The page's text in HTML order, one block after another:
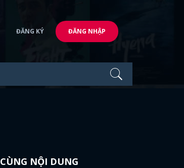
ĐĂNG KÝ ĐĂNG NHẬP
CÙNG NỘI DUNG